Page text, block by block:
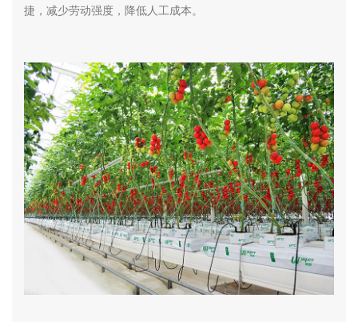
捷，减少劳动强度，降低人工成本。